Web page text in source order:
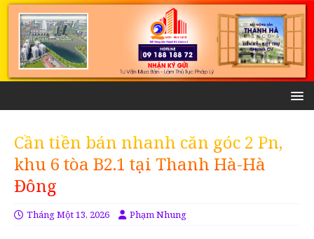
Cần tiền bán nhanh căn góc 2 Pn,
khu 6 tòa B2.1 tại Thanh Hà-Hà
Đông
Tháng Một 13, 2026 Phạm Nhung